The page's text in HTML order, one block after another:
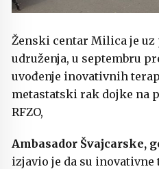
Ženski centar Milica je uz
udruženja, u septembru
uvođenje inovativnih
metastatski rak dojke na
RFZO,
Ambasador Švajcarske,
izjavio je da su inovativne